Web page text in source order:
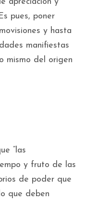
pues, poner
y hasta
manifiestas
mismo del origen
“las
y fruto de las
de poder que
que deben